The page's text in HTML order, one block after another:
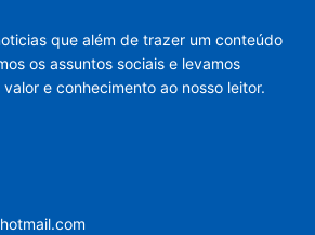
que além de trazer um conteúdo
os assuntos sociais e levamos
e conhecimento ao nosso leitor.